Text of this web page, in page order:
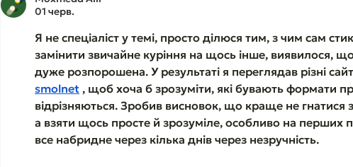
цієї фрази починається
справжнє руйнування
людини.
01 черв.
Я не спеціаліст у темі, просто ділюся тим, з чим сам
замінити звичайне куріння на щось інше, виявилося,
дуже розпорошена. У результаті я переглядав різні
smolnet , щоб хоча б зрозуміти, які бувають формати
відрізняються. Зробив висновок, що краще не
а взяти щось просте й зрозуміле, особливо на перших
все набридне через кілька днів через незручність.